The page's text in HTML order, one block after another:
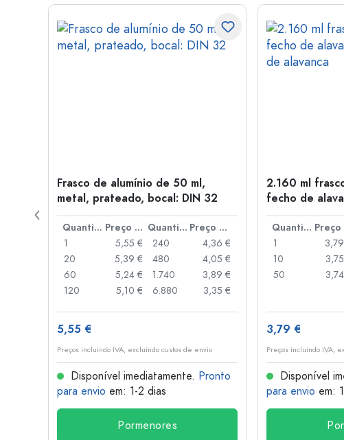
Frasco de alumínio de 50 ml,
metal, prateado, bocal: DIN 32
Quantidade Preço por peça Quantidade
Preço por peça
1
5,55 €
20
5,39 €
60
5,24 €
120
5,10 €
240
4,36 €
480
4,05 €
1.740
3,89 €
6.880
3,35 €
5,55 €
Preços incluindo IVA, excluindo custos de envio
Disponível imediatamente. Pronto
para envio em: 1-2 dias
Pormenores
2.160 ml
fecho de
de alavanca
Quantidade
1
10
50
3,79 €
Preços incluindo IVA,
Disponível
para envio em: